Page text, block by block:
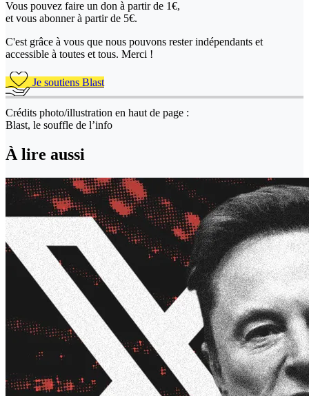
Vous pouvez faire un don à partir de 1€,
et vous abonner à partir de 5€.
C'est grâce à vous que nous pouvons rester indépendants et
accessible à toutes et tous. Merci !
Je soutiens Blast
Crédits photo/illustration en haut de page :
Blast, le souffle de l’info
À lire aussi